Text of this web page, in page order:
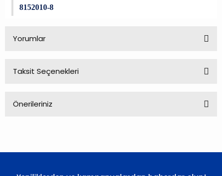
8152010-8
Yorumlar
Taksit Seçenekleri
Önerileriniz